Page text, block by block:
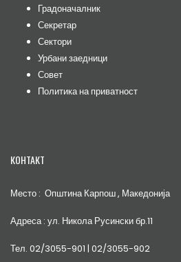
Градоначалник
Секретар
Сектори
Урбани заедници
Совет
Политика на приватност
КОНТАКТ
Место : Општина Карпош , Македонија
Адреса : ул. Никола Русински бр.11
Тел. 02/3055-901 | 02/3055-902